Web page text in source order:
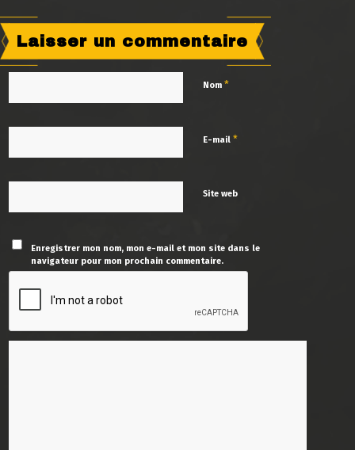
Laisser un commentaire
Nom*
E-mail*
Site web
Enregistrer mon nom, mon e-mail et mon site dans le
navigateur pour mon prochain commentaire.